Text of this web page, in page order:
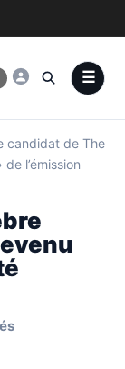
candidat de The
l’émission